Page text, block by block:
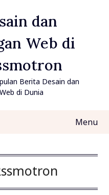
dan
Web di
Berita Desain dan
di Dunia
Menu